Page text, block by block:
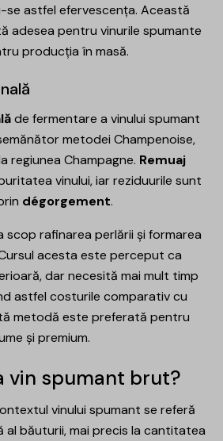
se astfel efervescența. Această
adesea pentru vinurile spumante
producția în masă.
de fermentare a vinului spumant
metodei Champenoise,
regiunea Champagne. Remuaj
vinului, iar reziduurile sunt
dégorgement.
scop rafinarea perlării și formarea
acesta este perceput ca
dar necesită mai mult timp
astfel costurile comparativ cu
metodă este preferată pentru
și premium.
vin spumant brut?
vinului spumant se referă
al băuturii, mai precis la cantitatea